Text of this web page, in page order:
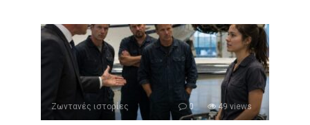
Ζωντανές ιστορίες 0 49 views